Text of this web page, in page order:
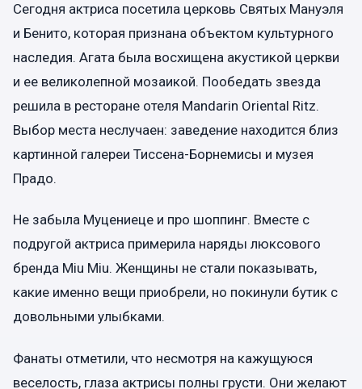
Сегодня актриса посетила церковь Святых Мануэля
и Бенито, которая признана объектом культурного
наследия. Агата была восхищена акустикой церкви
и ее великолепной мозаикой. Пообедать звезда
решила в ресторане отеля Mandarin Oriental Ritz.
Выбор места неслучаен: заведение находится близ
картинной галереи Тиссена-Борнемисы и музея
Прадо.
Не забыла Муцениеце и про шоппинг. Вместе с
подругой актриса примерила наряды люксового
бренда Miu Miu. Женщины не стали показывать,
какие именно вещи приобрели, но покинули бутик с
довольными улыбками.
Фанаты отметили, что несмотря на кажущуюся
веселость, глаза актрисы полны грусти. Они желают